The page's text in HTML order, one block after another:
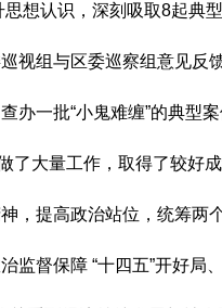
想认识，深刻吸取8起典
视组与区委巡察组意见反
办一批“小鬼难缠”的典型
大量工作，取得了较好
，提高政治站位，统筹两
督保障 “十四五”开好局、